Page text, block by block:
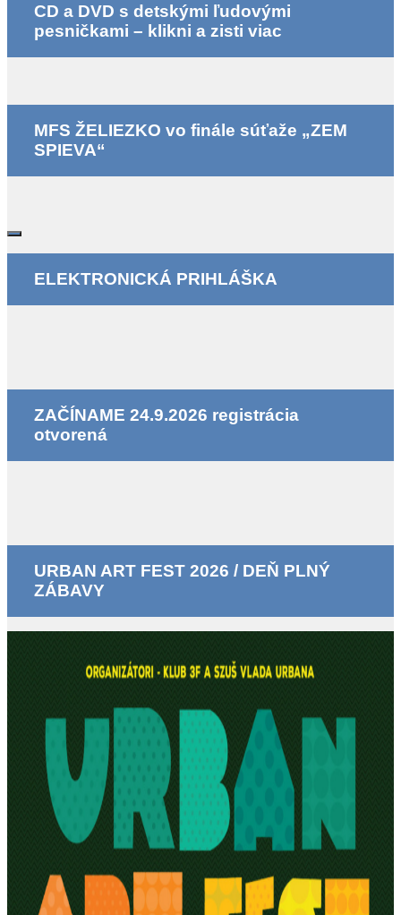
CD a DVD s detskými ľudovými
pesničkami – klikni a zisti viac
MFS ŽELIEZKO vo finále súťaže „ZEM
SPIEVA“
ELEKTRONICKÁ PRIHLÁŠKA
ZAČÍNAME 24.9.2026 registrácia
otvorená
URBAN ART FEST 2026 / DEŇ PLNÝ
ZÁBAVY